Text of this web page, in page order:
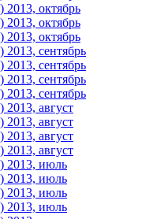
2013, октябрь
2013, октябрь
2013, октябрь
сентябрь
сентябрь
сентябрь
сентябрь
2013, август
2013, август
2013, август
2013, август
2013, июль
2013, июль
2013, июль
2013, июль